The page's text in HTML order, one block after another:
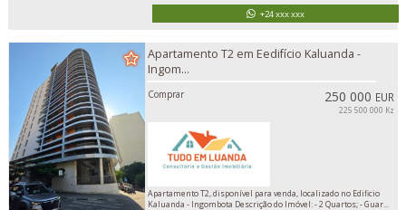
+24 xxx xxx
Apartamento T2 em Eedifício Kaluanda -
Ingom...
Comprar 250 000 EUR
225 500 000 Kz
Apartamento T2, disponível para venda, localizado no Edificio
Kaluanda - Ingombota Descrição do Imóvel: - 2 Quartos; - Guar...